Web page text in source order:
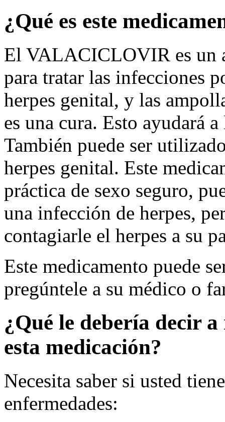
¿Qué es este
El VALACICLOVIR es un
para tratar las infecciones
herpes genital, y las
es una cura. Esto ayudará
También puede ser
herpes genital. Este
práctica de sexo seguro,
una infección de herpes,
contagiarle el herpes a su
Este medicamento puede
pregúntele a su médico o
¿Qué le debería decir
esta medicación?
Necesita saber si usted
enfermedades: